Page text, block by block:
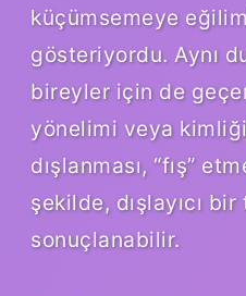
küçümsemeye
gösteriyordu. Aynı
bireyler için de
yönelimi veya
dışlanması, “fış”
şekilde, dışlayıcı
sonuçlanabilir.